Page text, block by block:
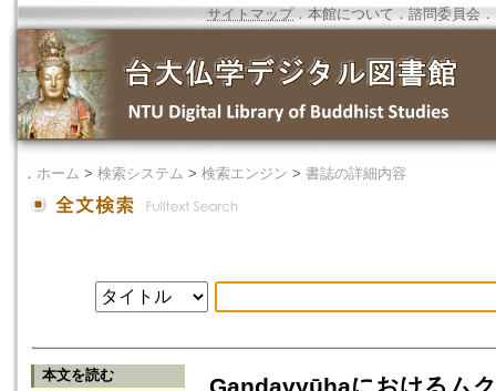
サイトマップ．本館について ． 諮問委員会 ．
． ホーム > 検索システム > 検索エンジン > 書誌の詳細内容
本文を読む